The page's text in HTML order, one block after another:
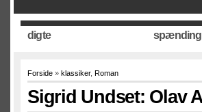
digte spænding
Forside » klassiker, Roman
Sigrid Undset: Olav